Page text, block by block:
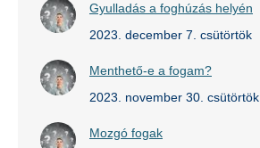
Gyulladás a foghúzás helyén
2023. december 7. csütörtök
Menthető-e a fogam?
2023. november 30. csütörtök
Mozgó fogak